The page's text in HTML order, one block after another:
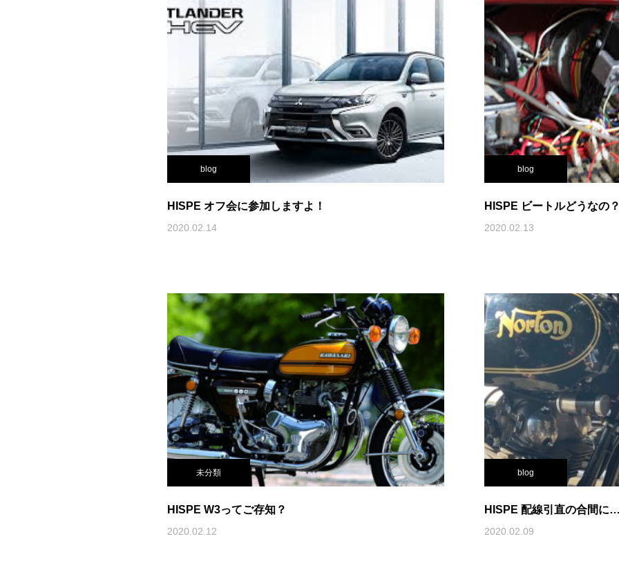
blog
HISPE オフ会に参加しますよ！
2020.02.14
blog
HISPE ビートルどうなの
2020.02.13
未分類
HISPE W3ってご存知？
2020.02.12
blog
HISPE 配線引直の合間に
2020.02.09